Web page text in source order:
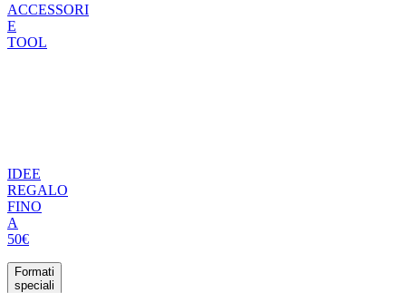
ACCESSORI
E
TOOL
IDEE
REGALO
FINO
A
50€
Formati
speciali